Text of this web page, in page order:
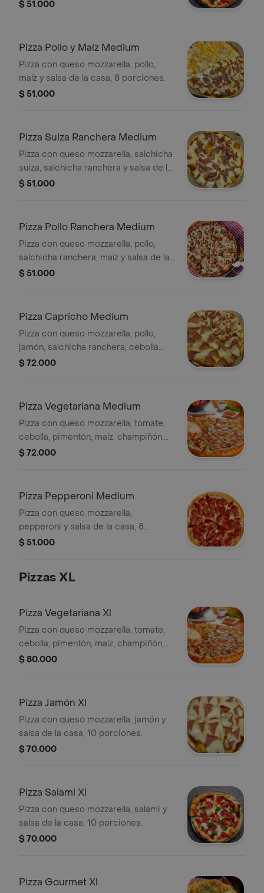
$ 51.000
Pizza Pollo y Maíz Medium
Pizza con queso mozzarella, pollo,
maíz y salsa de la casa, 8 porciones.
$ 51.000
Pizza Suiza Ranchera Medium
Pizza con queso mozzarella, salchicha
suiza, salchicha ranchera y salsa de la
casa, 8 porciones.
$ 51.000
Pizza Pollo Ranchera Medium
Pizza con queso mozzarella, pollo,
salchicha ranchera, maíz y salsa de la
casa, 8 porciones.
$ 51.000
Pizza Capricho Medium
Pizza con queso mozzarella, pollo,
jamón, salchicha ranchera, cebolla
caramelizada y salsa de la casa, 8
$ 72.000
Pizza Vegetariana Medium
Pizza con queso mozzarella, tomate,
cebolla, pimentón, maíz, champiñón,
aceitunas negras y salsa de la casa, 8
$ 72.000
Pizza Pepperoni Medium
Pizza con queso mozzarella,
pepperoni y salsa de la casa, 8
porciones.
$ 51.000
Pizzas XL
Pizza Vegetariana Xl
Pizza con queso mozzarella, tomate,
cebolla, pimentón, maíz, champiñón,
aceitunas negras y salsa de la casa,
$ 80.000
Pizza Jamón Xl
Pizza con queso mozzarella, jamón y
salsa de la casa, 10 porciones.
$ 70.000
Pizza Salami Xl
Pizza con queso mozzarella, salami y
salsa de la casa, 10 porciones.
$ 70.000
Pizza Gourmet Xl